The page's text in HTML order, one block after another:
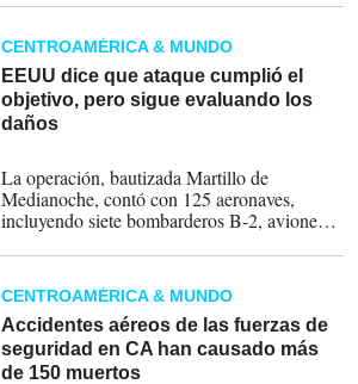
operaciones desde las cubiertas de tres de los
buques que EEUU tiene desplegados en el
sur del Caribe.
CENTROAMÉRICA & MUNDO
EEUU dice que ataque cumplió el
objetivo, pero sigue evaluando los
daños
La operación, bautizada Martillo de
Medianoche, contó con 125 aeronaves,
incluyendo siete bombarderos B-2, aviones
reconocimiento y cazas.
CENTROAMÉRICA & MUNDO
Accidentes aéreos de las fuerzas de
seguridad en CA han causado más
de 150 muertos